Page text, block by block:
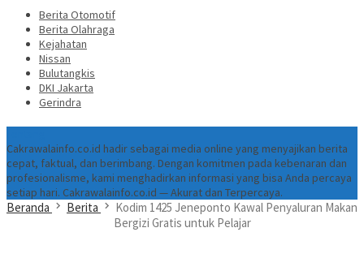
Berita Otomotif
Berita Olahraga
Kejahatan
Nissan
Bulutangkis
DKI Jakarta
Gerindra
Cakrawalainfo.co.id hadir sebagai media online yang menyajikan berita
cepat, faktual, dan berimbang. Dengan komitmen pada kebenaran dan
profesionalisme, kami menghadirkan informasi yang bisa Anda percaya
setiap hari. Cakrawalainfo.co.id — Akurat dan Terpercaya.
Beranda Berita
Kodim 1425 Jeneponto Kawal Penyaluran Makan
Bergizi Gratis untuk Pelajar